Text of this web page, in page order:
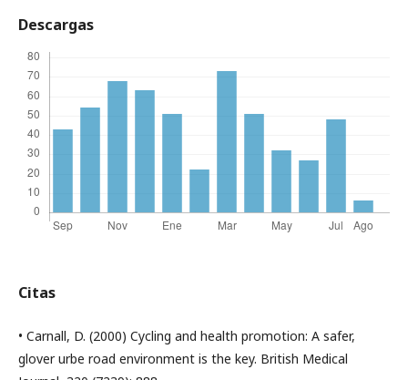
Descargas
Citas
• Carnall, D. (2000) Cycling and health promotion: A safer,
glover urbe road environment is the key. British Medical